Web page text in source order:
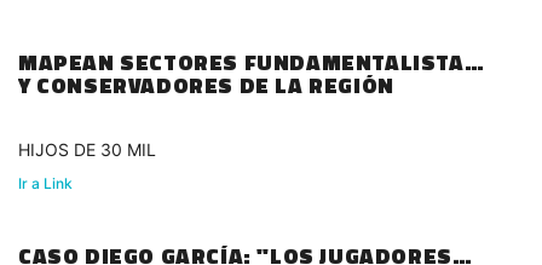
MAPEAN SECTORES FUNDAMENTALISTAS
Y CONSERVADORES DE LA REGIÓN
HIJOS DE 30 MIL
Ir a Link
CASO DIEGO GARCÍA: "LOS JUGADORES